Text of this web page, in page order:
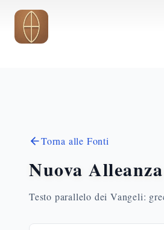
Vai al contenuto principale
Torna alle Fonti
Nuova Alleanza
Testo parallelo dei Vangeli: